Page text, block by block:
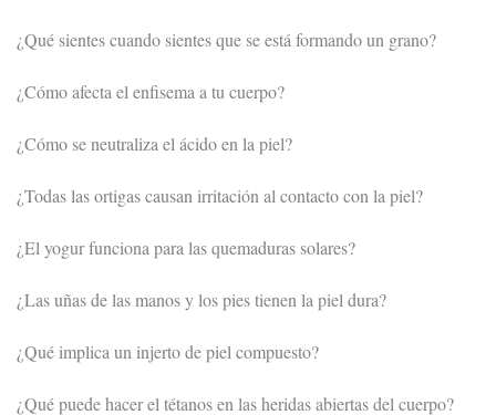
¿Qué sientes cuando sientes que se está formando un grano?
¿Cómo afecta el enfisema a tu cuerpo?
¿Cómo se neutraliza el ácido en la piel?
¿Todas las ortigas causan irritación al contacto con la piel?
¿El yogur funciona para las quemaduras solares?
¿Las uñas de las manos y los pies tienen la piel dura?
¿Qué implica un injerto de piel compuesto?
¿Qué puede hacer el tétanos en las heridas abiertas del cuerpo?